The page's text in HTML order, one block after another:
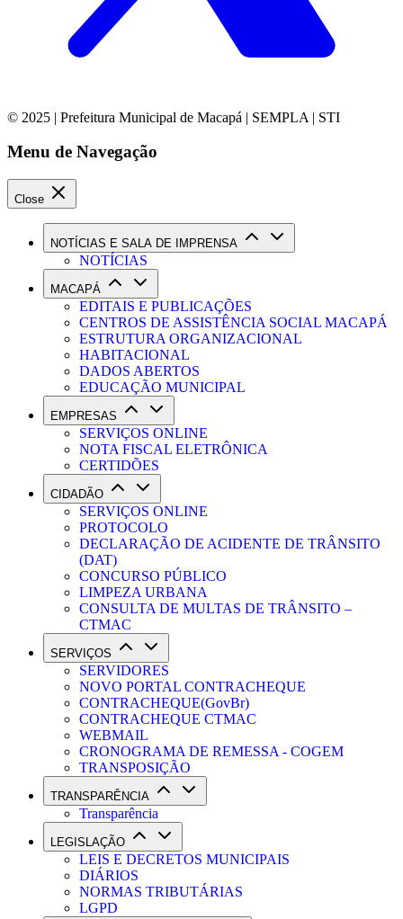
© 2025 | Prefeitura Municipal de Macapá | SEMPLA | STI
Menu de Navegação
Close
NOTÍCIAS E SALA DE IMPRENSA
NOTÍCIAS
MACAPÁ
EDITAIS E PUBLICAÇÕES
CENTROS DE ASSISTÊNCIA SOCIAL MACAPÁ
ESTRUTURA ORGANIZACIONAL
HABITACIONAL
DADOS ABERTOS
EDUCAÇÃO MUNICIPAL
EMPRESAS
SERVIÇOS ONLINE
NOTA FISCAL ELETRÔNICA
CERTIDÕES
CIDADÃO
SERVIÇOS ONLINE
PROTOCOLO
DECLARAÇÃO DE ACIDENTE DE TRÂNSITO
(DAT)
CONCURSO PÚBLICO
LIMPEZA URBANA
CONSULTA DE MULTAS DE TRÂNSITO –
CTMAC
SERVIÇOS
SERVIDORES
NOVO PORTAL CONTRACHEQUE
CONTRACHEQUE(GovBr)
CONTRACHEQUE CTMAC
WEBMAIL
CRONOGRAMA DE REMESSA - COGEM
TRANSPOSIÇÃO
TRANSPARÊNCIA
Transparência
LEGISLAÇÃO
LEIS E DECRETOS MUNICIPAIS
DIÁRIOS
NORMAS TRIBUTÁRIAS
LGPD